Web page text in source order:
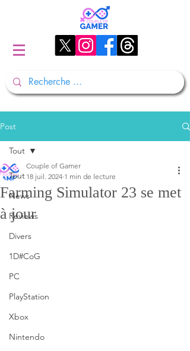
Post
Tout
News
Reviews
Divers
1D#CoG
PC
PlayStation
Xbox
Nintendo
Tout
Farming Simulator 23 se met
à jour
Couple of Gamer
18 juil. 2024 1 min de lecture